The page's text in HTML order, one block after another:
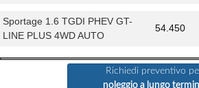
Sportage 1.6 TGDI PHEV GT-
LINE PLUS 4WD AUTO
54.450
Richiedi preventivo
noleggio a lungo